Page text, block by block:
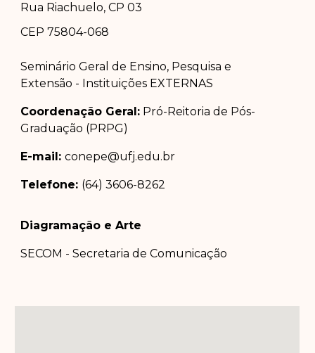
Rua Riachuelo, CP 03
CEP 75804-068
Seminário Geral de Ensino, Pesquisa e
Extensão - Instituições EXTERNAS
Coordenação Geral: Pró-Reitoria de Pós-
Graduação (PRPG)
E-mail:conepe@ufj.edu.br
Telefone: (64) 3606-8262
Diagramação e Arte
SECOM - Secretaria de Comunicação